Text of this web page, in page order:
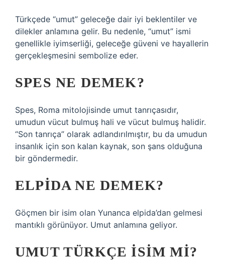
Türkçede “umut” geleceğe dair iyi beklentiler ve
dilekler anlamına gelir. Bu nedenle, “umut” ismi
genellikle iyimserliği, geleceğe güveni ve hayallerin
gerçekleşmesini sembolize eder.
SPES NE DEMEK?
Spes, Roma mitolojisinde umut tanrıçasıdır,
umudun vücut bulmuş hali ve vücut bulmuş halidir.
“Son tanrıça” olarak adlandırılmıştır, bu da umudun
insanlık için son kalan kaynak, son şans olduğuna
bir göndermedir.
ELPIDA NE DEMEK?
Göçmen bir isim olan Yunanca elpida’dan gelmesi
mantıklı görünüyor. Umut anlamına geliyor.
UMUT TÜRKÇE ISIM MI?